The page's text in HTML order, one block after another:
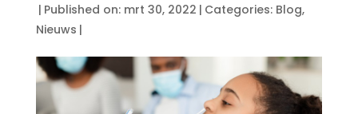
| Published on: mrt 30, 2022 | Categories: Blog,
Nieuws |